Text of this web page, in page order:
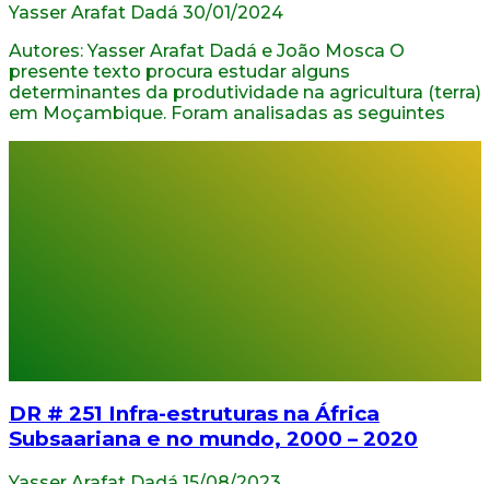
Yasser Arafat Dadá 30/01/2024
Autores: Yasser Arafat Dadá e João Mosca O
presente texto procura estudar alguns
determinantes da produtividade na agricultura (terra)
em Moçambique. Foram analisadas as seguintes
DR # 251 Infra-estruturas na África
Subsaariana e no mundo, 2000 – 2020